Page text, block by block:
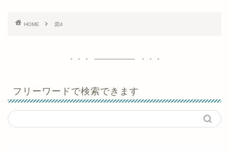
HOME 図4
フリーワードで検索できます